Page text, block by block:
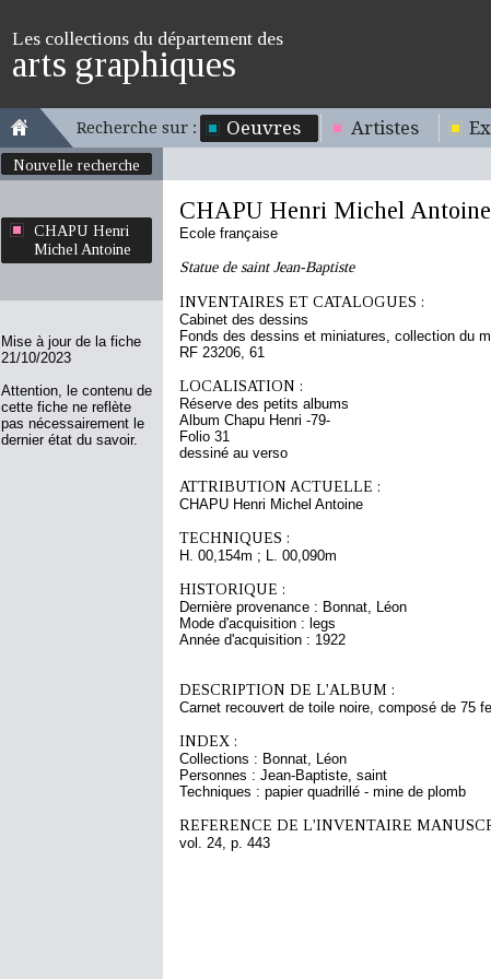
Les collections du département des
arts graphiques
Recherche sur : Oeuvres Artistes
Nouvelle recherche
CHAPU Henri
Michel Antoine
Mise à jour de la fiche
21/10/2023
Attention, le contenu de
cette fiche ne reflète
pas nécessairement le
dernier état du savoir.
CHAPU Henri Michel Antoine
Ecole française
Statue de saint Jean-Baptiste
INVENTAIRES ET CATALOGUES :
Cabinet des dessins
Fonds des dessins et miniatures, collection du
RF 23206, 61
LOCALISATION :
Réserve des petits albums
Album Chapu Henri -79-
Folio 31
dessiné au verso
ATTRIBUTION ACTUELLE :
CHAPU Henri Michel Antoine
TECHNIQUES :
H. 00,154m ; L. 00,090m
HISTORIQUE :
Dernière provenance : Bonnat, Léon
Mode d'acquisition : legs
Année d'acquisition : 1922
DESCRIPTION DE L'ALBUM :
Carnet recouvert de toile noire, composé de 75
INDEX :
Collections : Bonnat, Léon
Personnes : Jean-Baptiste, saint
Techniques : papier quadrillé - mine de plomb
REFERENCE DE L'INVENTAIRE
vol. 24, p. 443